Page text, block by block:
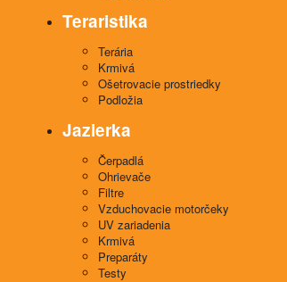
Teraristika
Terária
Krmivá
Ošetrovacie prostriedky
Podložia
Jazierka
Čerpadlá
Ohrievače
Filtre
Vzduchovacie motorčeky
UV zariadenia
Krmivá
Preparáty
Testy